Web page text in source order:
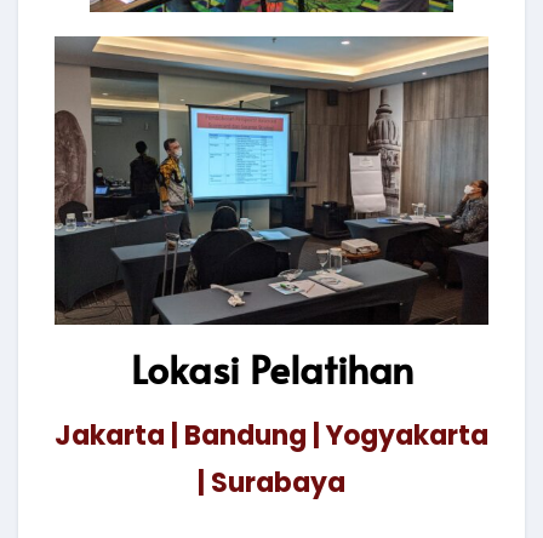
Lokasi Pelatihan
Jakarta | Bandung | Yogyakarta
| Surabaya